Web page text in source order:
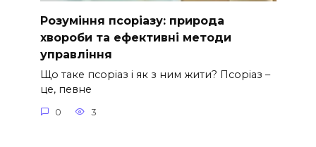
Розуміння псоріазу: природа
хвороби та ефективні методи
управління
Що таке псоріаз і як з ним жити? Псоріаз –
це, певне
0 3